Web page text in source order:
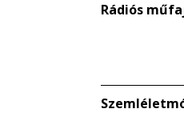
Rádiós